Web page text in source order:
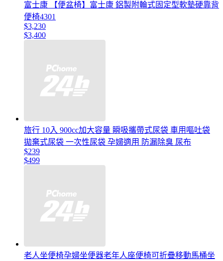
富士康 【便盆椅】富士康 鋁製附輪式固定型軟墊硬靠背
便椅4301
$3,230
$3,400
旅行 10入 900cc加大容量 瞬吸攜帶式尿袋 車用嘔吐袋
拋棄式尿袋 一次性尿袋 孕婦適用 防漏除臭 尿布
$239
$499
老人坐便椅孕婦坐便器老年人座便椅可折疊移動馬桶坐